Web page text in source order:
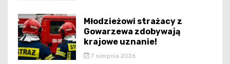
Młodzieżowi strażacy z
Gowarzewa zdobywają
krajowe uznanie!
7 sierpnia 2026